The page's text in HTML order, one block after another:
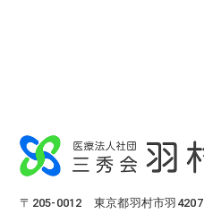
〒205-0012 東京都羽村市羽4207